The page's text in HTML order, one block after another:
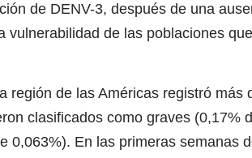
de DENV-3, después de una
vulnerabilidad de las poblaciones
región de las Américas registró
clasificados como graves (0,17%
0,063%). En las primeras semanas